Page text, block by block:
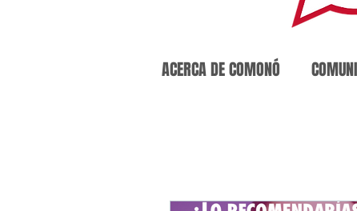
ACERCA DE COMONÓ